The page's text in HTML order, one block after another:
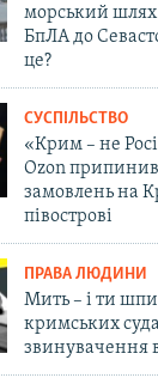
морський
БпЛА до
це?
СУСПІЛЬСТВО
«Крим – не
Ozon
замовлень на
півострові
ПРАВА ЛЮДИНИ
Мить – і ти
кримських
звинувачення